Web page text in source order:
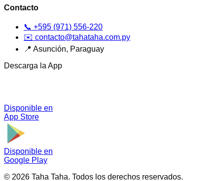
Contacto
📞 +595 (971) 556-220
✉️ contacto@tahataha.com.py
📍 Asunción, Paraguay
Descarga la App
Disponible en
App Store
Disponible en
Google Play
© 2026 Taha Taha. Todos los derechos reservados.